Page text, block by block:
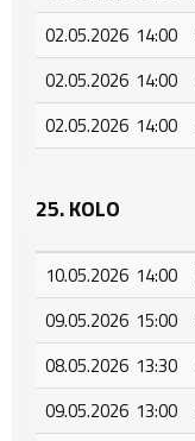
02.05.2026 14:00
02.05.2026 14:00
02.05.2026 14:00
25. KOLO
10.05.2026 14:00
09.05.2026 15:00
08.05.2026 13:30
09.05.2026 13:00